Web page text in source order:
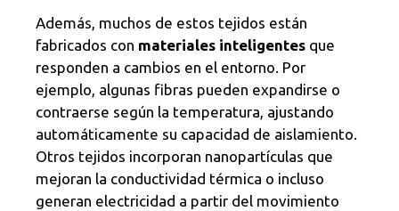
Además, muchos de estos tejidos están
fabricados con materiales inteligentes que
responden a cambios en el entorno. Por
ejemplo, algunas fibras pueden expandirse o
contraerse según la temperatura, ajustando
automáticamente su capacidad de aislamiento.
Otros tejidos incorporan nanopartículas que
mejoran la conductividad térmica o incluso
generan electricidad a partir del movimiento